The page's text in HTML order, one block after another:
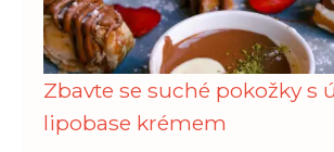
Zbavte se suché pokožky s
lipobase krémem